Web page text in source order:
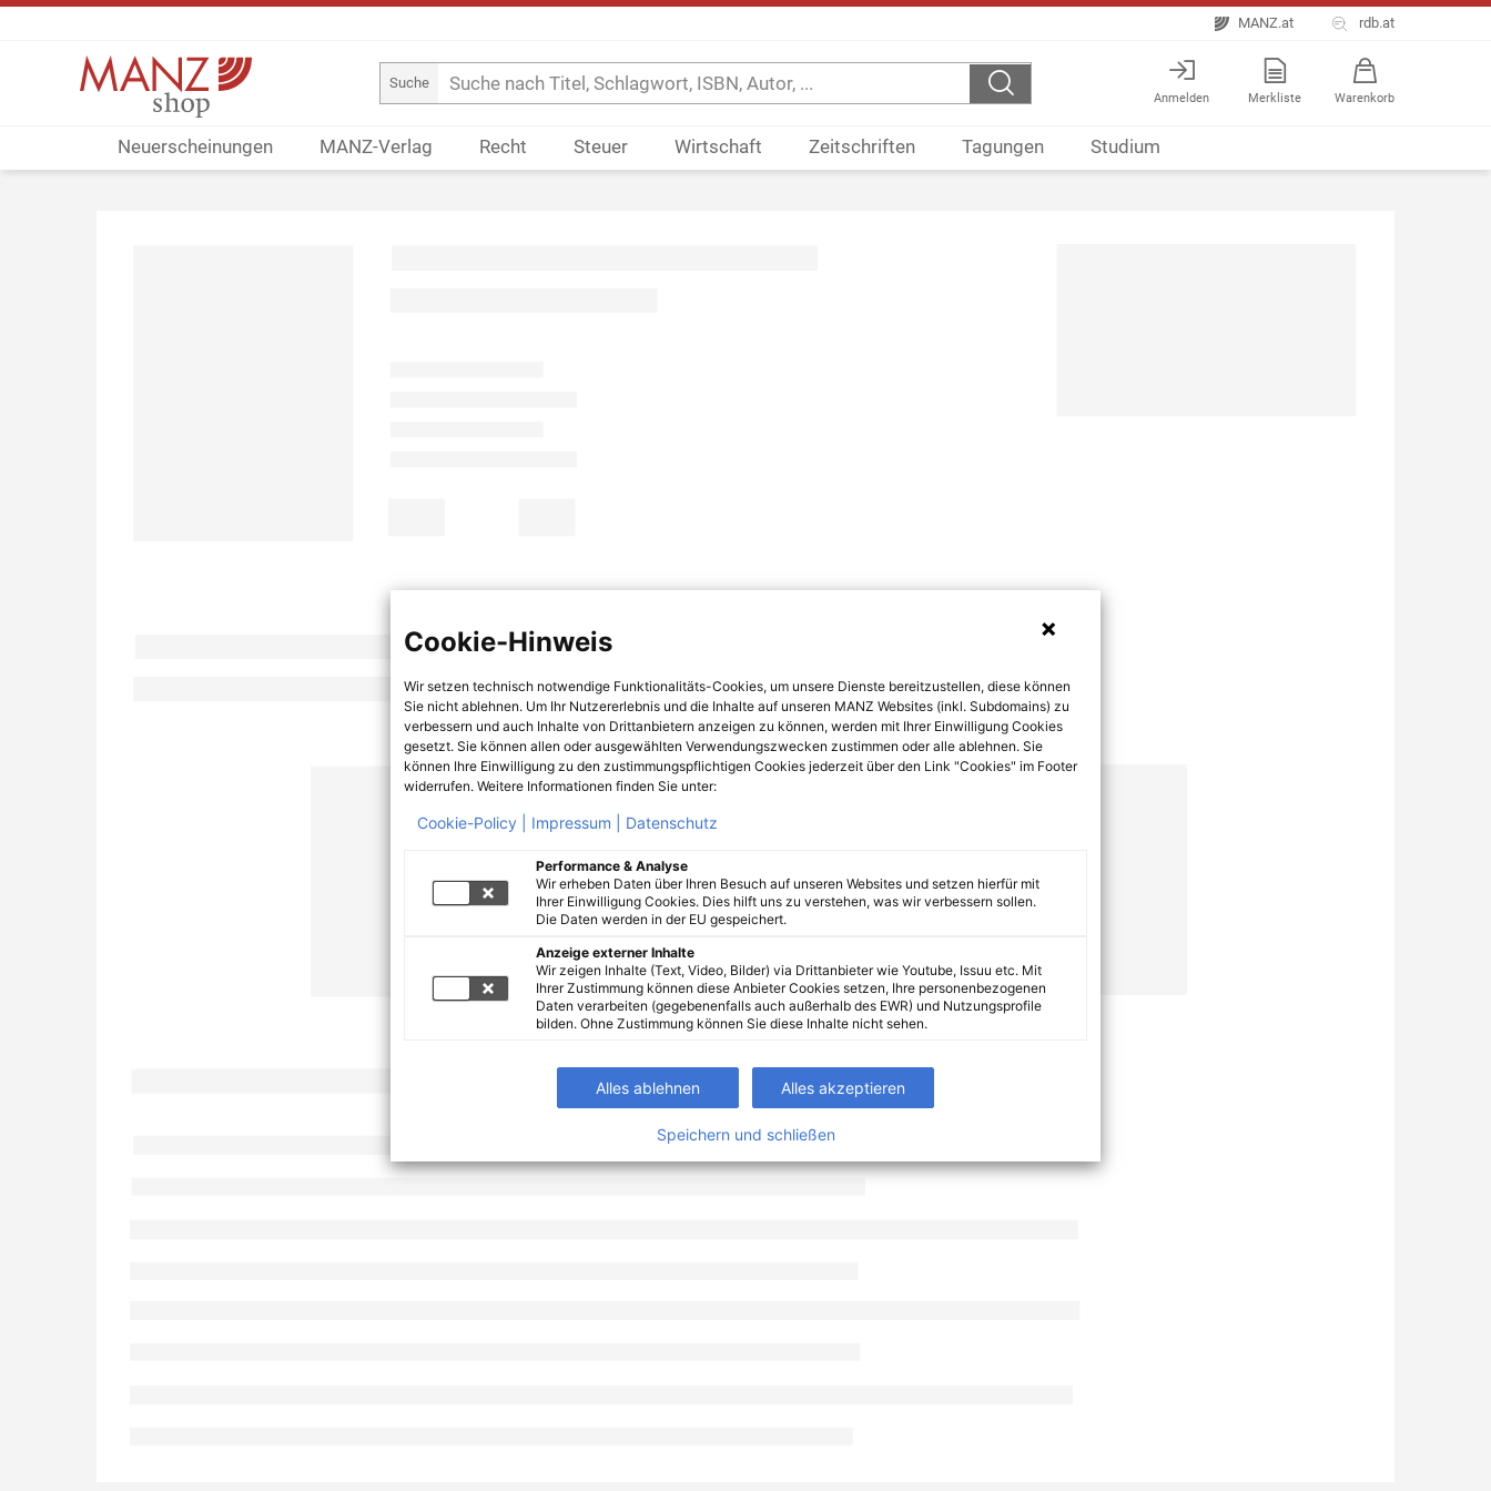
MANZ.at rdb.at
Suche
Anmelden Merkliste Warenkorb
Neuerscheinungen MANZ-Verlag Recht Steuer Wirtschaft Zeitschriften Tagungen Studium
Cookie-Hinweis
Wir setzen technisch notwendige Funktionalitäts-Cookies, um unsere Dienste bereitzustellen, diese können
Sie nicht ablehnen. Um Ihr Nutzererlebnis und die Inhalte auf unseren MANZ Websites (inkl. Subdomains) zu
verbessern und auch Inhalte von Drittanbietern anzeigen zu können, werden mit Ihrer Einwilligung Cookies
gesetzt. Sie können allen oder ausgewählten Verwendungszwecken zustimmen oder alle ablehnen. Sie
können Ihre Einwilligung zu den zustimmungspflichtigen Cookies jederzeit über den Link "Cookies" im Footer
widerrufen. Weitere Informationen finden Sie unter:
Cookie-Policy | Impressum | Datenschutz
Performance & Analyse
Wir erheben Daten über Ihren Besuch auf unseren Websites und setzen hierfür mit
Ihrer Einwilligung Cookies. Dies hilft uns zu verstehen, was wir verbessern sollen.
Die Daten werden in der EU gespeichert.
Anzeige externer Inhalte
Wir zeigen Inhalte (Text, Video, Bilder) via Drittanbieter wie Youtube, Issuu etc. Mit
Ihrer Zustimmung können diese Anbieter Cookies setzen, Ihre personenbezogenen
Daten verarbeiten (gegebenenfalls auch außerhalb des EWR) und Nutzungsprofile
bilden. Ohne Zustimmung können Sie diese Inhalte nicht sehen.
Alles ablehnen Alles akzeptieren
Speichern und schließen